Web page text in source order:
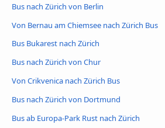
Bus nach Zürich von Berlin
Von Bernau am Chiemsee nach Zürich Bus
Bus Bukarest nach Zürich
Bus nach Zürich von Chur
Von Crikvenica nach Zürich Bus
Bus nach Zürich von Dortmund
Bus ab Europa-Park Rust nach Zürich